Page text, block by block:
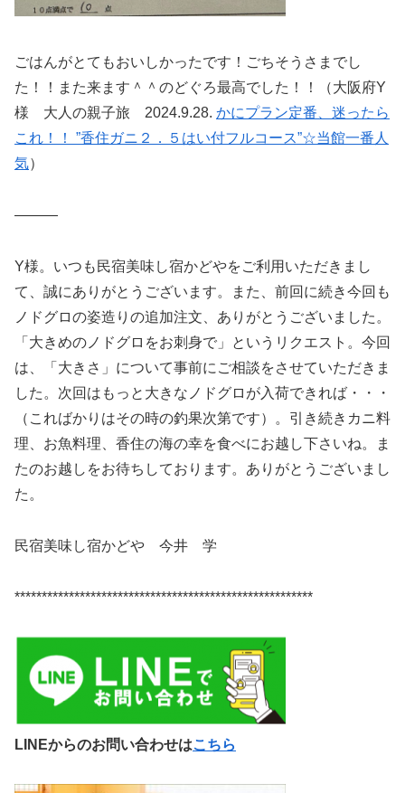
ごはんがとてもおいしかったです！ごちそうさまでし
た！！また来ます＾＾のどぐろ最高でした！！（大阪府Y
様 大人の親子旅 2024.9.28. かにプラン定番、迷ったら
これ！！ ”香住ガニ２．５はい付フルコース”☆当館一番人
気）
———
Y様。いつも民宿美味し宿かどやをご利用いただきまし
て、誠にありがとうございます。また、前回に続き今回も
ノドグロの姿造りの追加注文、ありがとうございました。
「大きめのノドグロをお刺身で」というリクエスト。今回
は、「大きさ」について事前にご相談をさせていただきま
した。次回はもっと大きなノドグロが入荷できれば・・・
（こればかりはその時の釣果次第です）。引き続きカニ料
理、お魚料理、香住の海の幸を食べにお越し下さいね。ま
たのお越しをお待ちしております。ありがとうございまし
た。
民宿美味し宿かどや 今井 学
*******************************************************
LINEからのお問い合わせはこちら